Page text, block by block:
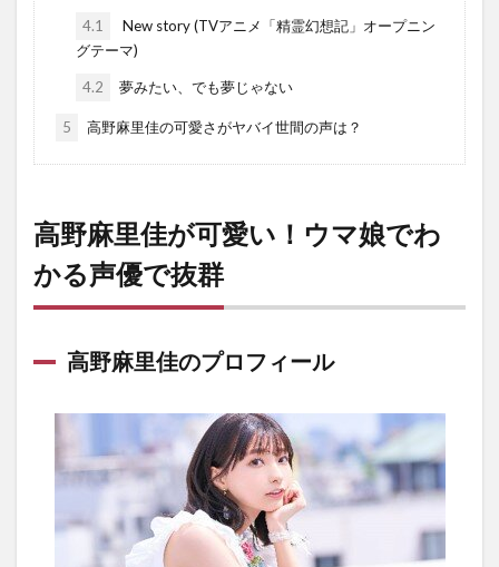
4.1
New story (TVアニメ「精霊幻想記」オープニン
グテーマ)
4.2 夢みたい、でも夢じゃない
5 高野麻里佳の可愛さがヤバイ世間の声は？
高野麻里佳が可愛い！ウマ娘でわ
かる声優で抜群
高野麻里佳のプロフィール